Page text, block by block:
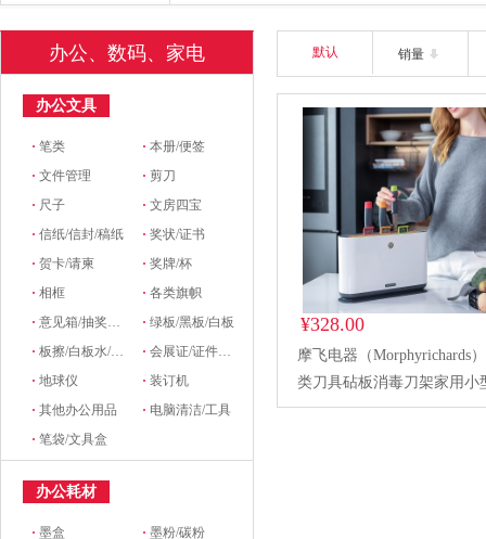
办公、数码、家电
办公文具
·笔类 ·本册/便签
·文件管理 ·剪刀
· 尺子 ·文房四宝
·信纸/信封/稿纸 ·奖状/证书
·贺卡/请柬 ·奖牌/杯
·相框 ·各类旗帜
·意见箱/抽奖箱/信件箱 ·绿板/黑板/白板
·板擦/白板水/磁粒/磁吸 ·会展证/证件卡/卡套挂绳/席位牌
·地球仪 ·装订机
·其他办公用品 · 电脑清洁/工具
·笔袋/文具盒
办公耗材
·墨盒 ·墨粉/碳粉
默认 销量
¥328.00
摩飞电器（Morphyrichards
类刀具砧板消毒刀架家用小
能紫外线分类厨具套装